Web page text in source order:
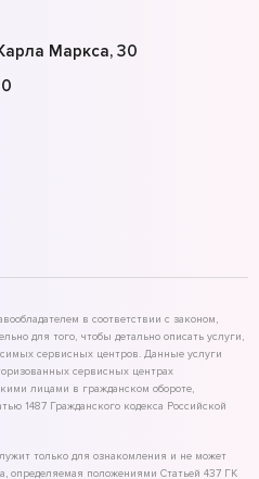
Маркса, 30
в соответствии с законом,
для того, чтобы детально описать услуги,
сервисных центров. Данные услуги
сервисных центрах
лицами в гражданском обороте,
1487 Гражданского кодекса Российской
только для ознакомления и не может
определяемая положениями Статьей 437 ГК